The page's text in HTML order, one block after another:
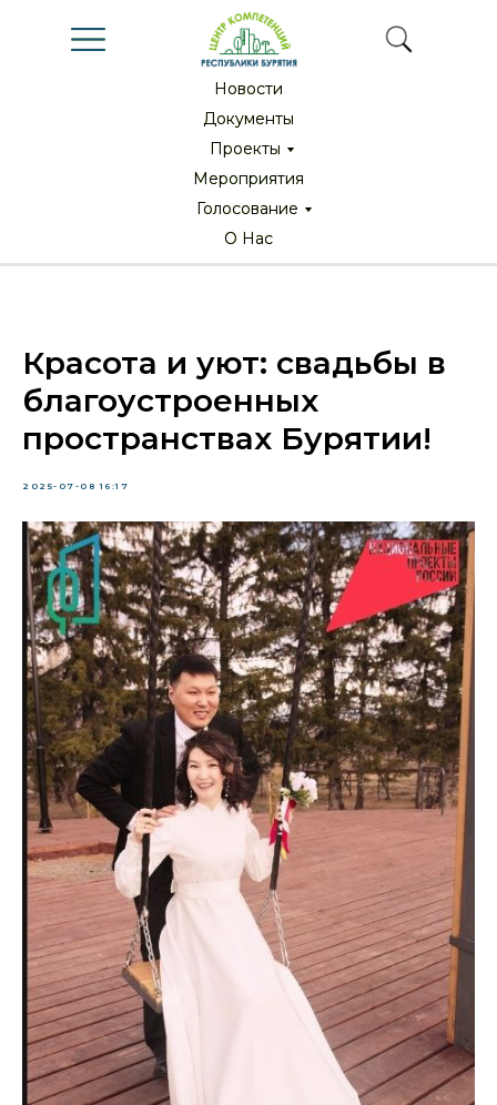
Новости
Новости
Документы
Документы
Мероприятия
Мероприятия
Проекты
Проекты
О Нас
О Нас
Голосование
Голосование
Красота и уют: свадьбы в
благоустроенных
пространствах Бурятии!
2025-07-08 16:17